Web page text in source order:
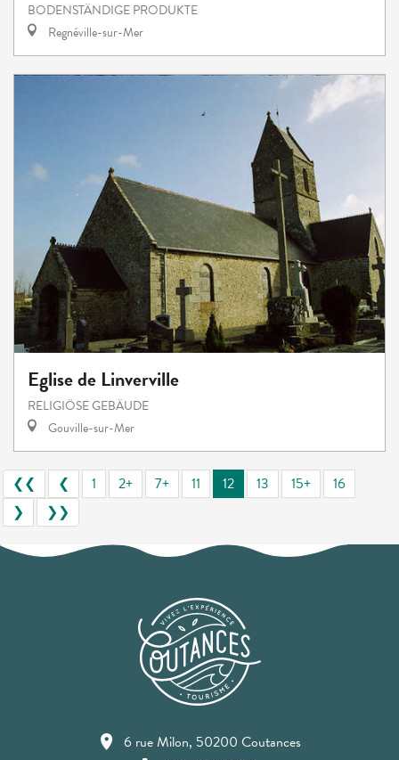
BODENSTÄNDIGE PRODUKTE
Regnéville-sur-Mer
Eglise de Linverville
RELIGIÖSE GEBÄUDE
Gouville-sur-Mer
❮❮ ❮ 1 2+ 7+ 11 12 13 15+
16
❯
❯❯
6 rue Milon, 50200 Coutances